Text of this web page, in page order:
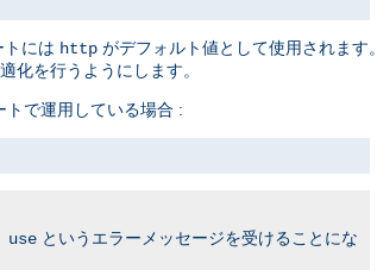
トには http がデフォルト値として使用されます。
化を行うようにします。
で運用している場合 :
use というエラーメッセージを受けることにな